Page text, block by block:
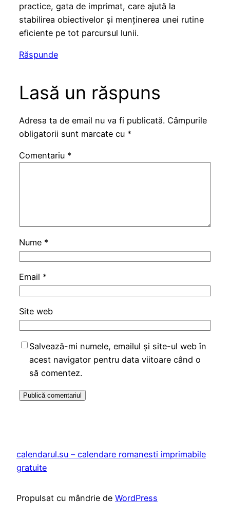
practice, gata de imprimat, care ajută la
stabilirea obiectivelor și menținerea unei rutine
eficiente pe tot parcursul lunii.
Răspunde
Lasă un răspuns
Adresa ta de email nu va fi publicată. Câmpurile
obligatorii sunt marcate cu *
Comentariu *
Nume *
Email *
Site web
Salvează-mi numele, emailul și site-ul web în
acest navigator pentru data viitoare când o
să comentez.
calendarul.su – calendare romanesti imprimabile
gratuite
Propulsat cu mândrie de WordPress